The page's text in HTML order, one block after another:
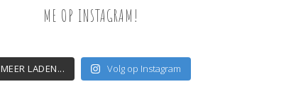
ME OP INSTAGRAM!
MEER LADEN... Volg op Instagram